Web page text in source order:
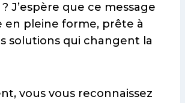
J’espère que ce message
en pleine forme, prête à
solutions qui changent la
vous vous reconnaissez